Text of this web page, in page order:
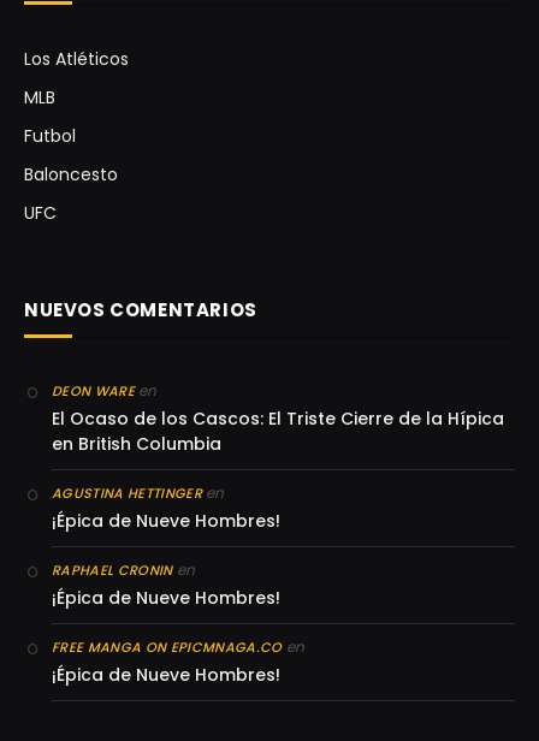
Los Atléticos
MLB
Futbol
Baloncesto
UFC
NUEVOS COMENTARIOS
DEON WAREen
El Ocaso de los Cascos: El Triste Cierre de la Hípica
en British Columbia
AGUSTINA HETTINGERen
¡Épica de Nueve Hombres!
RAPHAEL CRONINen
¡Épica de Nueve Hombres!
FREE MANGA ON EPICMNAGA.COen
¡Épica de Nueve Hombres!